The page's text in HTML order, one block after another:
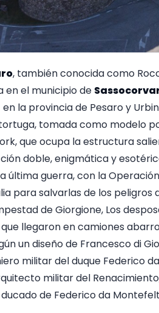
, también conocida como
en el municipio de
la provincia de Pesaro y
tomada como modelo
que ocupa la estructura
doble, enigmática y
última guerra, con la
para salvarlas de los peligros
de Giorgione, Los
que llegaron en camiones
un diseño de Francesco di
militar del duque Federico
militar del
de Federico da